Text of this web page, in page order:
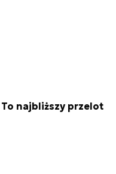
najbliższy przelot